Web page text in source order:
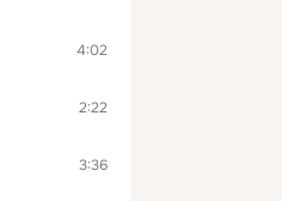
4:02
2:22
3:36